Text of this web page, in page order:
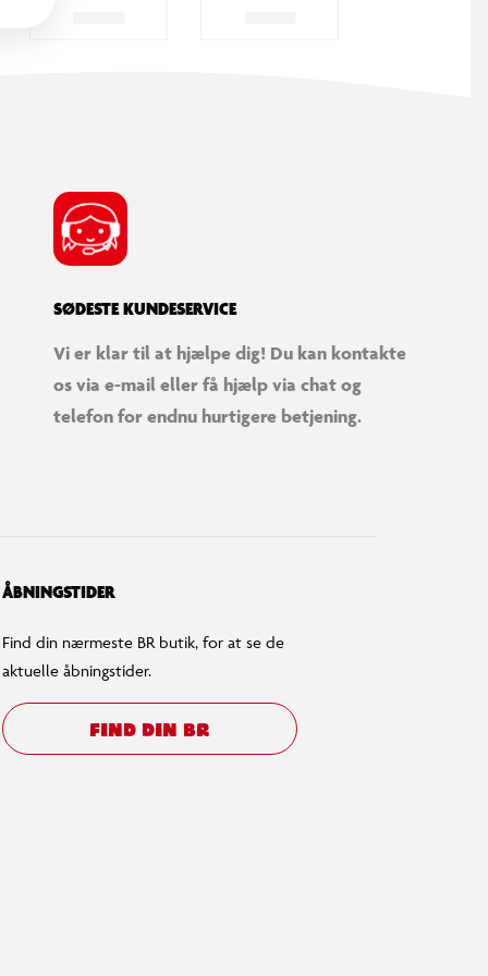
SØDESTE KUNDESERVICE
Vi er klar til at hjælpe dig! Du kan kontakte
os via e-mail eller få hjælp via chat og
telefon for endnu hurtigere betjening.
ÅBNINGSTIDER
Find din nærmeste BR butik, for at se de
aktuelle åbningstider.
FIND DIN BR